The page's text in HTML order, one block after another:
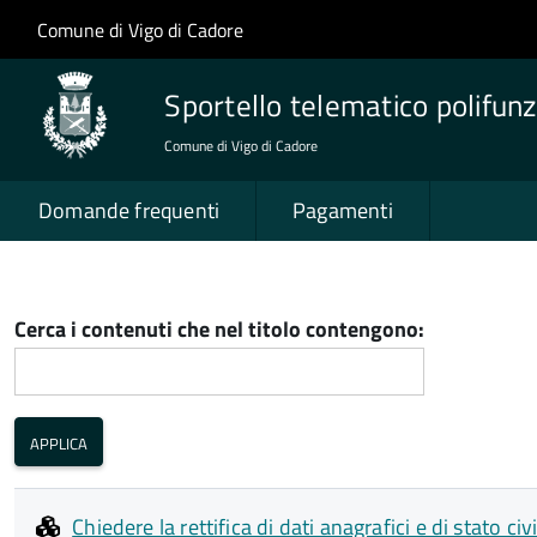
Salta al contenuto principale
Skip to site navigation
Comune di Vigo di Cadore
Sportello telematico
Comune di Vigo di Cadore
Domande frequenti Pagamenti
Cerca i contenuti che nel titolo contengono:
Chiedere la rettifica di dati anagrafici e di stato